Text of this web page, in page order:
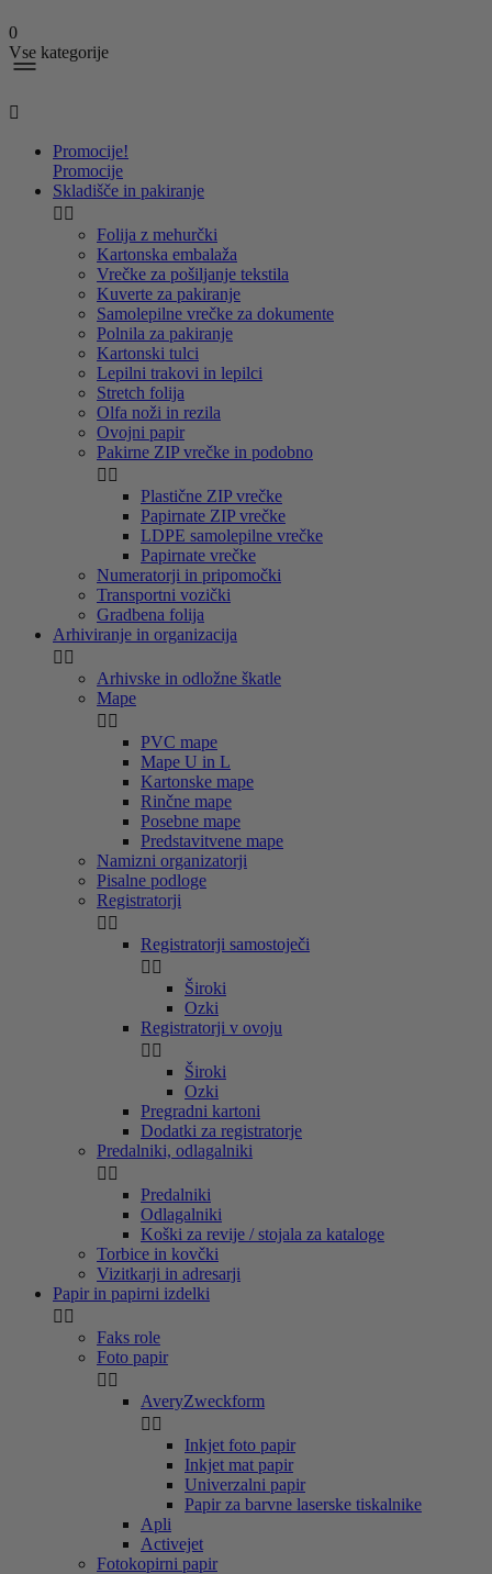
0
Vse kategorije

Promocije!
Promocije
Skladišče in pakiranje
 
Folija z mehurčki
Kartonska embalaža
Vrečke za pošiljanje tekstila
Kuverte za pakiranje
Samolepilne vrečke za dokumente
Polnila za pakiranje
Kartonski tulci
Lepilni trakovi in lepilci
Stretch folija
Olfa noži in rezila
Ovojni papir
Pakirne ZIP vrečke in podobno
 
Plastične ZIP vrečke
Papirnate ZIP vrečke
LDPE samolepilne vrečke
Papirnate vrečke
Numeratorji in pripomočki
Transportni vozički
Gradbena folija
Arhiviranje in organizacija
 
Arhivske in odložne škatle
Mape
 
PVC mape
Mape U in L
Kartonske mape
Rinčne mape
Posebne mape
Predstavitvene mape
Namizni organizatorji
Pisalne podloge
Registratorji
 
Registratorji samostoječi
 
Široki
Ozki
Registratorji v ovoju
 
Široki
Ozki
Pregradni kartoni
Dodatki za registratorje
Predalniki, odlagalniki
 
Predalniki
Odlagalniki
Koški za revije / stojala za kataloge
Torbice in kovčki
Vizitkarji in adresarji
Papir in papirni izdelki
 
Faks role
Foto papir
 
AveryZweckform
 
Inkjet foto papir
Inkjet mat papir
Univerzalni papir
Papir za barvne laserske tiskalnike
Apli
Activejet
Fotokopirni papir